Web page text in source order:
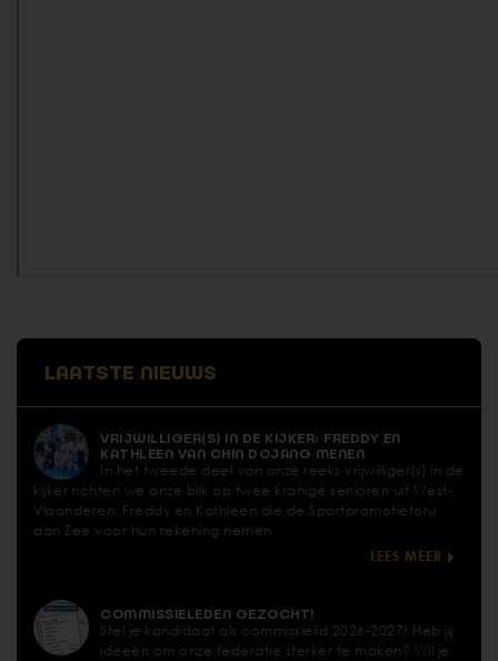
LAATSTE NIEUWS
VRIJWILLIGER(S) IN DE KIJKER: FREDDY EN
KATHLEEN VAN CHIN DOJANG MENEN
In het tweede deel van onze reeks vrijwilliger(s) in de
kijker richten we onze blik op twee kranige senioren uit West-
Vlaanderen: Freddy en Kathleen die de Sportpromotietoru
aan Zee voor hun rekening nemen
LEES MEER
COMMISSIELEDEN GEZOCHT!
Stel je kandidaat als commissielid 2026-2027! Heb jij
ideeën om onze federatie sterker te maken? Wil je